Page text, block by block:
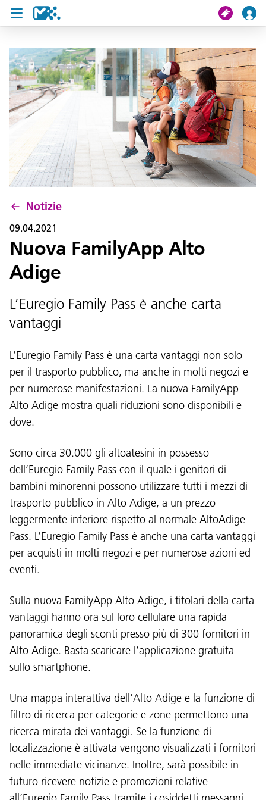
Cerca
Il mio viaggio
Ticket
Pass U19
Notizie
Progetti
Assistenza e contatto
Lingua:
DEU
ITA LAD ENG
Service Desk:+39 0471 220880
Impressum Privacy e cookie policy
Notizie
09.04.2021
Nuova FamilyApp Alto
Adige
L’Euregio Family Pass è anche carta
vantaggi
L’Euregio Family Pass è una carta vantaggi non solo
per il trasporto pubblico, ma anche in molti negozi e
per numerose manifestazioni. La nuova FamilyApp
Alto Adige mostra quali riduzioni sono disponibili e
dove.
Sono circa 30.000 gli altoatesini in possesso
dell’Euregio Family Pass con il quale i genitori di
bambini minorenni possono utilizzare tutti i mezzi di
trasporto pubblico in Alto Adige, a un prezzo
leggermente inferiore rispetto al normale AltoAdige
Pass. L’Euregio Family Pass è anche una carta vantaggi
per acquisti in molti negozi e per numerose azioni ed
eventi.
Sulla nuova FamilyApp Alto Adige, i titolari della carta
vantaggi hanno ora sul loro cellulare una rapida
panoramica degli sconti presso più di 300 fornitori in
Alto Adige. Basta scaricare l’applicazione gratuita
sullo smartphone.
Una mappa interattiva dell’Alto Adige e la funzione di
filtro di ricerca per categorie e zone permettono una
ricerca mirata dei vantaggi. Se la funzione di
localizzazione è attivata vengono visualizzati i fornitori
nelle immediate vicinanze. Inoltre, sarà possibile in
futuro ricevere notizie e promozioni relative